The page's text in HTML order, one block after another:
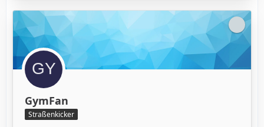
GymFan
Straßenkicker